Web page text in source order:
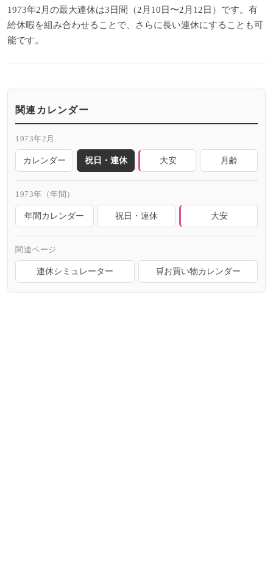
1973年2月の最大連休は3日間（2月10日〜2月12日）です。有
給休暇を組み合わせることで、さらに長い連休にすることも可
能です。
関連カレンダー
1973年2月
カレンダー 祝日・連休 大安 月齢
1973年（年間）
年間カレンダー 祝日・連休 大安
関連ページ
連休シミュレーター 🛒お買い物カレンダー